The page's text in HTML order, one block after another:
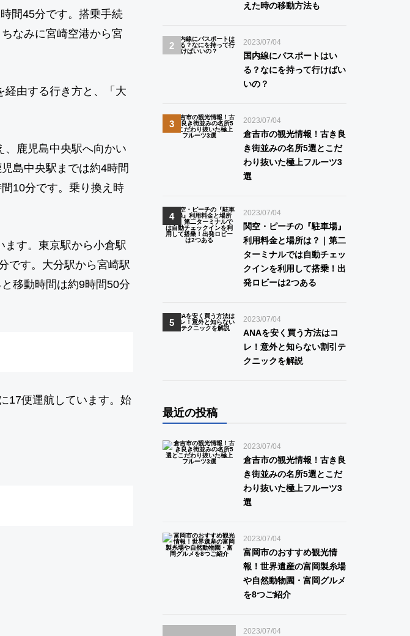
間45分です。搭乗手続
なみに宮崎空港から宮
経由する行き方と、「大
、鹿児島中央駅へ向かい
島中央駅までは約4時間
10分です。乗り換え時
す。東京駅から小倉駅
です。大分駅から宮崎駅
移動時間は約9時間50分
17便運航しています。始
えた時の移動方法も
2023/07/04
国内線にパスポートはい
る？なにを持って行けばい
いの？
2023/07/04
倉吉市の観光情報！古き良
き街並みの名所5選とこだ
わり抜いた極上フルーツ3
選
2023/07/04
関空・ピーチの『駐車場』
利用料金と場所は？｜第二
ターミナルでは自動チェッ
クインを利用して搭乗！出
発ロビーは2つある
2023/07/04
ANAを安く買う方法はコ
レ！意外と知らない割引テ
クニックを解説
最近の投稿
2023/07/04
倉吉市の観光情報！古き良
き街並みの名所5選とこだ
わり抜いた極上フルーツ3
選
2023/07/04
富岡市のおすすめ観光情
報！世界遺産の富岡製糸場
や自然動物園・富岡グルメ
を8つご紹介
2023/07/04